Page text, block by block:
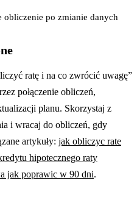
obliczenie po zmianie danych
ratę i na co zwrócić uwagę”
połączenie obliczeń,
planu. Skorzystaj z
i wracaj do obliczeń, gdy
artykuły: jak obliczyc rate
hipotecznego raty
jak poprawic w 90 dni.